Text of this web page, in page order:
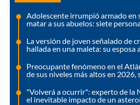
Adolescente irrumpió armado en
matar a sus abuelos: siete
La versión de joven señalado de
hallada en una maleta: su
Preocupante fenómeno en el
de sus niveles más altos en 2026,
"Volverá a ocurrir": experto de la
el inevitable impacto de un